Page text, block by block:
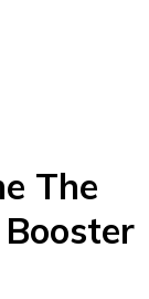
The